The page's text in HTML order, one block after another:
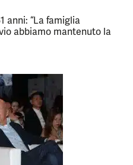
anni: “La famiglia
abbiamo mantenuto la